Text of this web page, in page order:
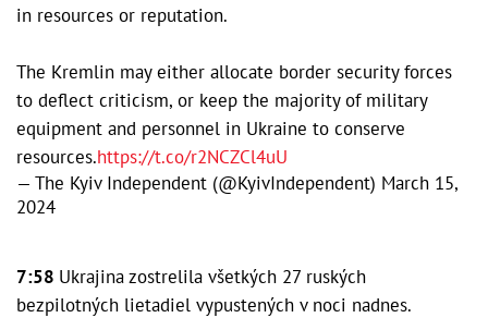
in resources or reputation.
The Kremlin may either allocate border security forces
to deflect criticism, or keep the majority of military
equipment and personnel in Ukraine to conserve
resources.https://t.co/r2NCZCl4uU
— The Kyiv Independent (@KyivIndependent) March 15,
2024
7:58 Ukrajina zostrelila všetkých 27 ruských
bezpilotných lietadiel vypustených v noci nadnes.